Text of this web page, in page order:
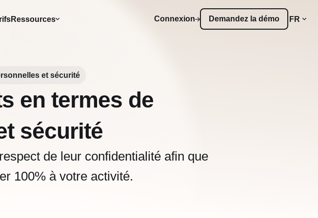
Ressources Connexion Demandez la démo FR
et sécurité
en termes de
sécurité
de leur confidentialité afin que
100% à votre activité.